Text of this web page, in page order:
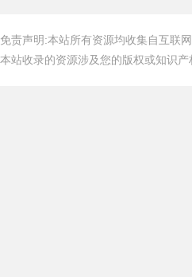
免责声明:本站所有资源均收集自互联
本站收录的资源涉及您的版权或知识